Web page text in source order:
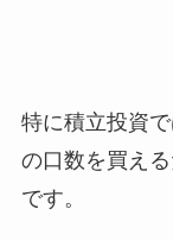
特に積立投資
の口数を買え
です。